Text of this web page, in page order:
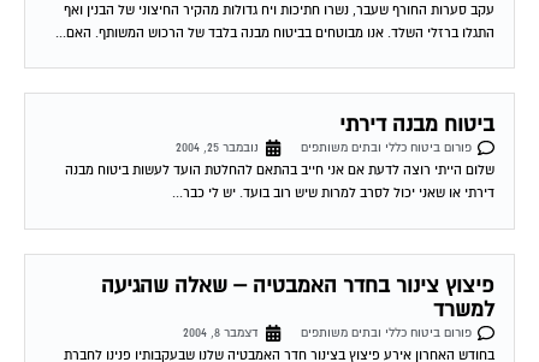
עקב סערות החורף שעבר, נשרו חתיכות ויח גדולות מהקיר החיצוני של הבנין ואף
התגלו ברזלי השלד. אנו מבוטחים בביטוח מבנה בלבד של הרכוש המשותף. האם...
ביטוח מבנה דירתי
פורום ביטוח כללי ובתים משותפים
נובמבר 25, 2004
שלום הייתי רוצה לדעת אם אני חייב בהתאם להחלטת הועד לעשות ביטוח מבנה
דירתי או שאני יכול לסרב למרות שיש רוב בועד. יש לי כבר...
פיצוץ צינור בחדר האמבטיה – שאלה שהגיעה
למשרד
פורום ביטוח כללי ובתים משותפים
דצמבר 8, 2004
בחודש האחרון אירע פיצוץ בצינור חדר האמבטיה שלנו שבעקבותיו פנינו לחברת